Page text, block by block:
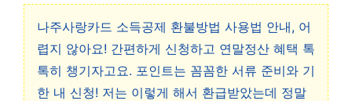
나주사랑카드 소득공제 환불방법 사용법 안내, 어
렵지 않아요! 간편하게 신청하고 연말정산 혜택 톡
톡히 챙기자고요. 포인트는 꼼꼼한 서류 준비와 기
한 내 신청! 저는 이렇게 해서 환급받았는데 정말